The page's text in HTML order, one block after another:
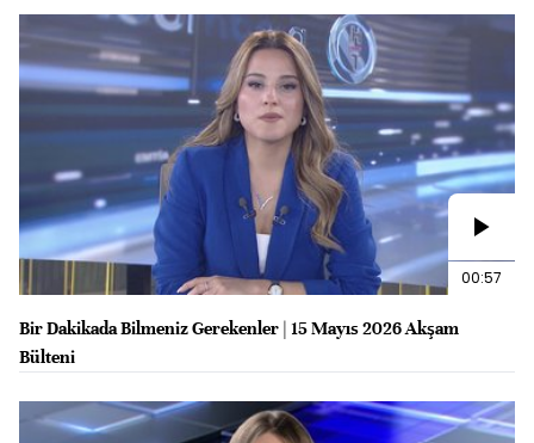
00:57
Bir Dakikada Bilmeniz Gerekenler | 15 Mayıs 2026 Akşam
Bülteni